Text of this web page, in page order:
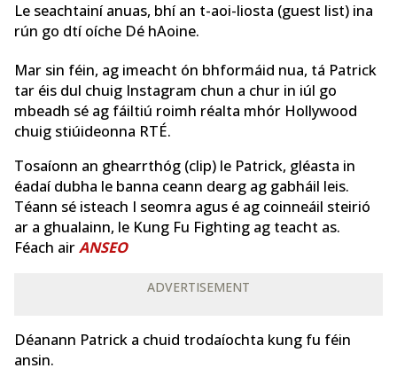
Le seachtainí anuas, bhí an t-aoi-liosta (guest list) ina
rún go dtí oíche Dé hAoine.
Mar sin féin, ag imeacht ón bhformáid nua, tá Patrick
tar éis dul chuig Instagram chun a chur in iúl go
mbeadh sé ag fáiltiú roimh réalta mhór Hollywood
chuig stiúideonna RTÉ.
Tosaíonn an ghearrthóg (clip) le Patrick, gléasta in
éadaí dubha le banna ceann dearg ag gabháil leis.
Téann sé isteach I seomra agus é ag coinneáil steirió
ar a ghualainn, le Kung Fu Fighting ag teacht as.
Féach airANSEO
ADVERTISEMENT
Déanann Patrick a chuid trodaíochta kung fu féin
ansin.